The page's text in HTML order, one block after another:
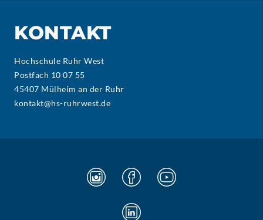
KONTAKT
Hochschule Ruhr West
Postfach 10 07 55
45407 Mülheim an der Ruhr
kontakt@hs-ruhrwest.de